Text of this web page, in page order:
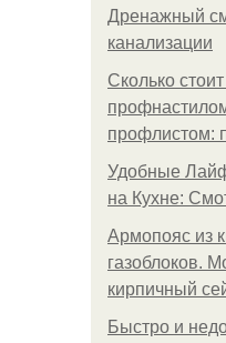
Дренажный
канализации
Сколько
профлистом:
Удобные
на Кухне:
Армопояс из
газоблоков.
кирпичный
Быстро и